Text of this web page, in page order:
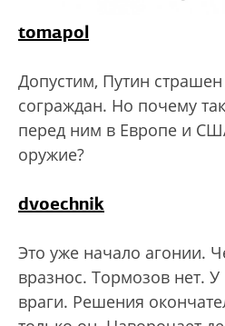
tomapol
Допустим, Путин
сограждан. Но почему
перед ним в Европе и
оружие?
dvoechnik
Это уже начало агонии.
вразнос. Тормозов нет.
враги. Решения